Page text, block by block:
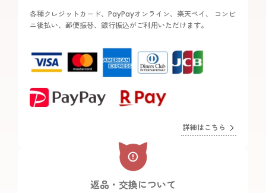
各種クレジットカード、PayPayオンライン、楽天ペイ、 コンビ
ニ後払い、郵便振替、銀行振込がご利用いただけます。
詳細はこちら
返品・交換について